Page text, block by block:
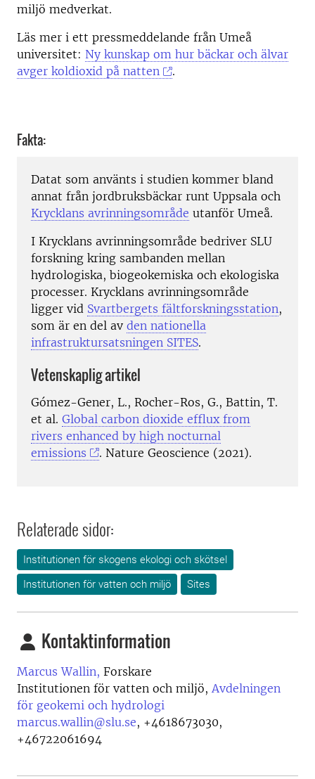
miljö medverkat.
Läs mer i ett pressmeddelande från Umeå
universitet: Ny kunskap om hur bäckar och älvar
avger koldioxid på natten
.
Fakta:
Datat som använts i studien kommer bland
annat från jordbruksbäckar runt Uppsala och
Krycklans avrinningsområde utanför Umeå.
I Krycklans avrinningsområde bedriver SLU
forskning kring sambanden mellan
hydrologiska, biogeokemiska och ekologiska
processer. Krycklans avrinningsområde
ligger vid Svartbergets fältforskningsstation,
som är en del av den nationella
infrastruktursatsningen SITES.
Vetenskaplig artikel
Gómez-Gener, L., Rocher-Ros, G., Battin, T.
et al. Global carbon dioxide efflux from
rivers enhanced by high nocturnal
emissions
. Nature Geoscience (2021).
Relaterade sidor:
Institutionen för skogens ekologi och skötsel
Institutionen för vatten och miljö
Sites
Kontaktinformation
Marcus Wallin, Forskare
Institutionen för vatten och miljö, Avdelningen
för geokemi och hydrologi
marcus.wallin@slu.se, +4618673030,
+46722061694